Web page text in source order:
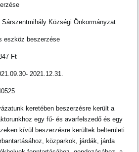
Községi Önkormányzat
eszköz beszerzése
Ft
2021.12.31.
keretében beszerzésre került a
egy fű- és avarfelszedő és egy
kívül beszerzésre kerültek belterületi
közparkok, járdák, járda